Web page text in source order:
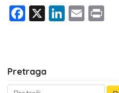
Facebook
X LinkedIn
Email
Pretraga